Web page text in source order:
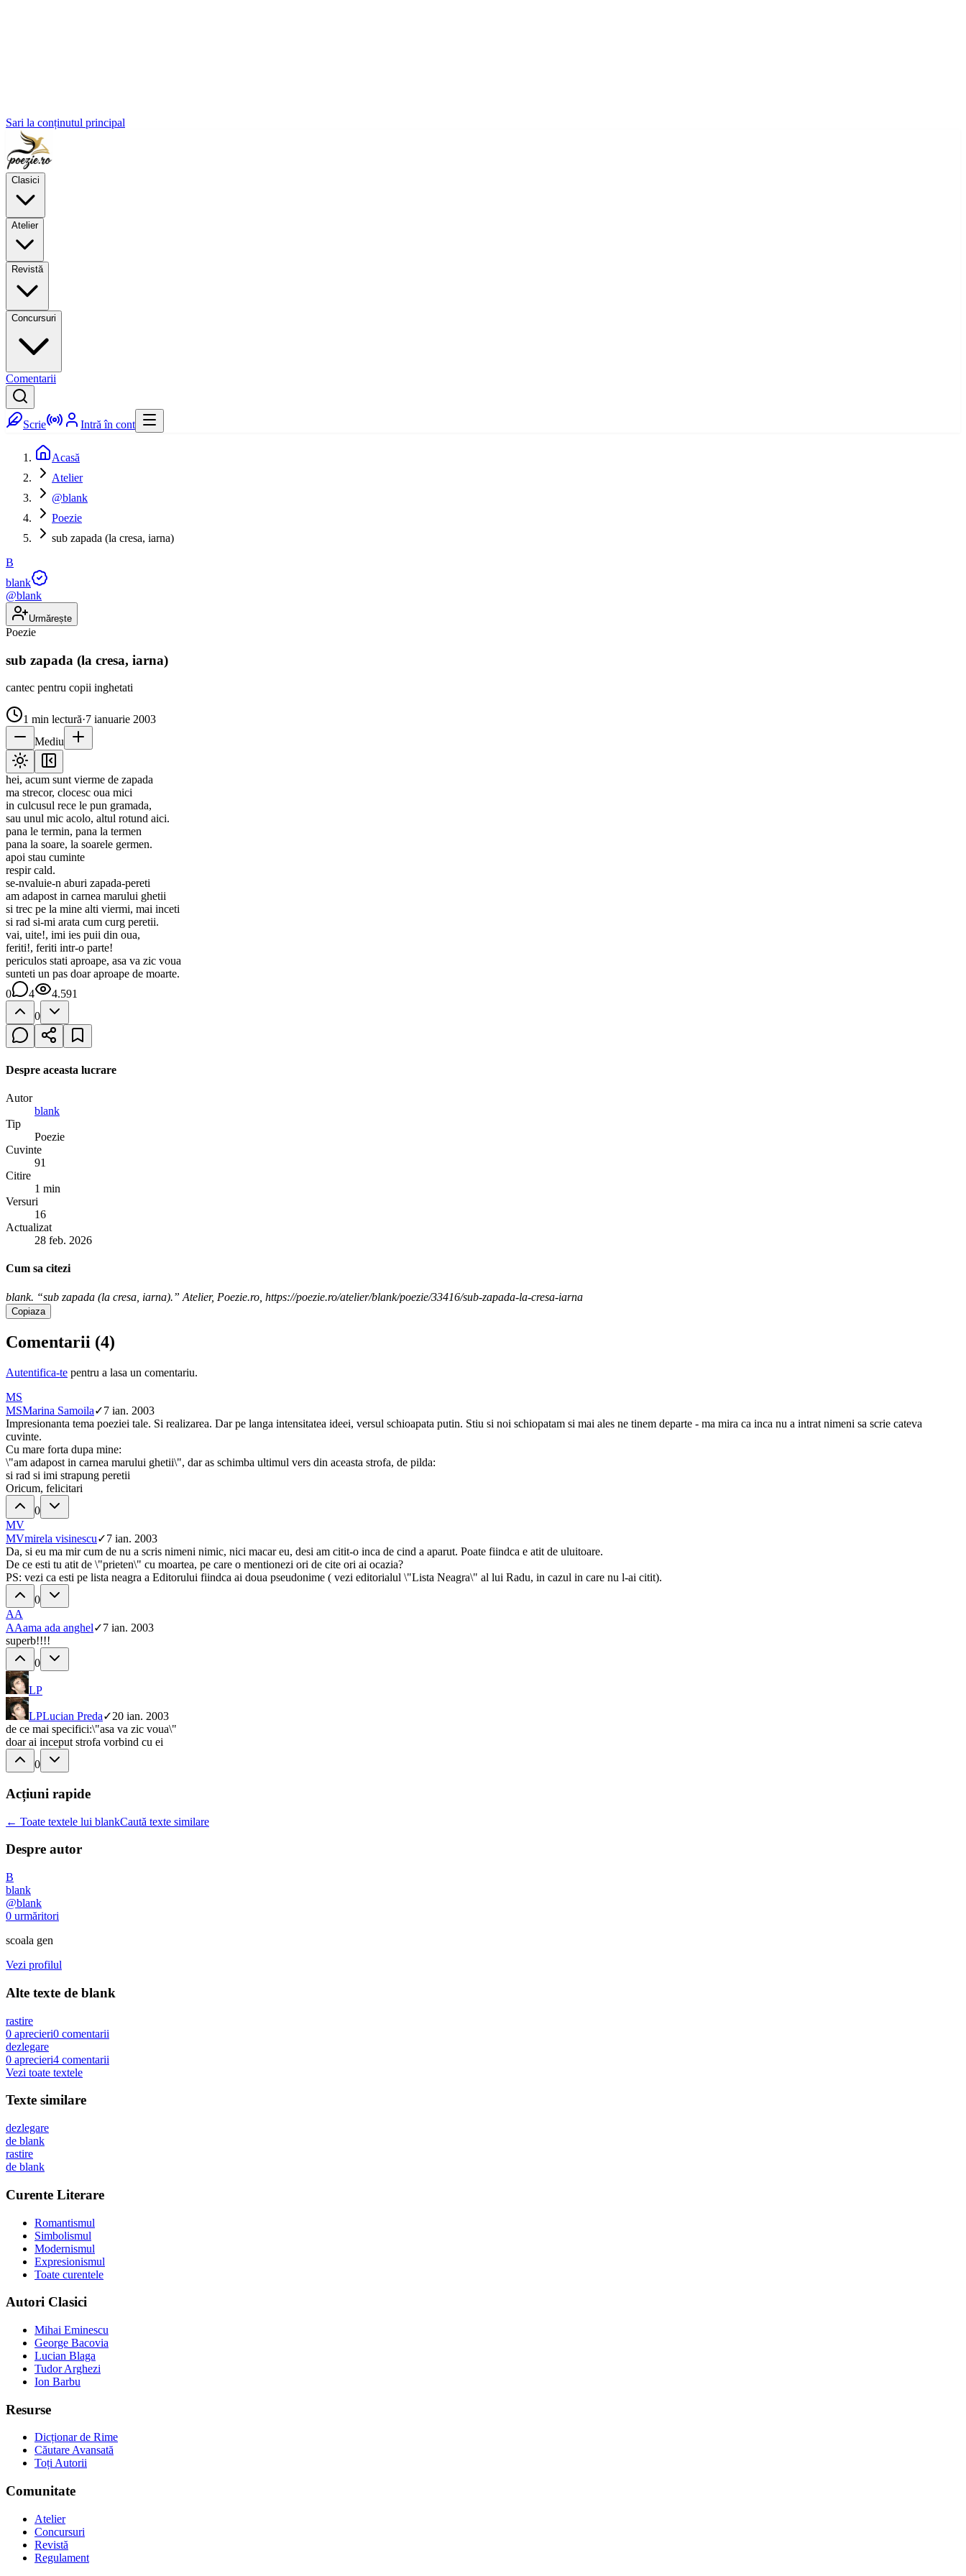
Sari la conținutul principal
Clasici
Atelier
Revistă
Concursuri
Comentarii
Scrie Intră în cont
Acasă
Atelier
@blank
Poezie
sub zapada (la cresa, iarna)
B
blank
@blank
Urmărește
Poezie
sub zapada (la cresa, iarna)
cantec pentru copii inghetati
1 min lectură·7 ianuarie 2003
Mediu
hei, acum sunt vierme de zapada
ma strecor, clocesc oua mici
in culcusul rece le pun gramada,
sau unul mic acolo, altul rotund aici.
pana le termin, pana la termen
pana la soare, la soarele germen.
apoi stau cuminte
respir cald.
se-nvaluie-n aburi zapada-pereti
am adapost in carnea marului ghetii
si trec pe la mine alti viermi, mai inceti
si rad si-mi arata cum curg peretii.
vai, uite!, imi ies puii din oua,
feriti!, feriti intr-o parte!
periculos stati aproape, asa va zic voua
sunteti un pas doar aproape de moarte.
0
4
4.591
0
Despre aceasta lucrare
Autor
blank
Tip
Poezie
Cuvinte
91
Citire
1 min
Versuri
16
Actualizat
28 feb. 2026
Cum sa citezi
blank. “sub zapada (la cresa, iarna).” Atelier, Poezie.ro, https://poezie.ro/atelier/blank/poezie/33416/sub-zapada-la-cresa-iarna
Copiaza
Comentarii (4)
Autentifica-te pentru a lasa un comentariu.
MS
MSMarina Samoila✓7 ian. 2003
Impresionanta tema poeziei tale. Si realizarea. Dar pe langa intensitatea ideei, versul schioapata putin. Stiu si noi schiopatam si mai ales ne tinem departe - ma mira ca inca nu a intrat nimeni sa scrie cateva
cuvinte.
Cu mare forta dupa mine:
\"am adapost in carnea marului ghetii\", dar as schimba ultimul vers din aceasta strofa, de pilda:
si rad si imi strapung peretii
Oricum, felicitari
0
MV
MVmirela visinescu✓7 ian. 2003
Da, si eu ma mir cum de nu a scris nimeni nimic, nici macar eu, desi am citit-o inca de cind a aparut. Poate fiindca e atit de uluitoare.
De ce esti tu atit de \"prieten\" cu moartea, pe care o mentionezi ori de cite ori ai ocazia?
PS: vezi ca esti pe lista neagra a Editorului fiindca ai doua pseudonime ( vezi editorialul \"Lista Neagra\" al lui Radu, in cazul in care nu l-ai citit).
0
AA
AAama ada anghel✓7 ian. 2003
superb!!!!
0
LP
LPLucian Preda✓20 ian. 2003
de ce mai specifici:\"asa va zic voua\"
doar ai inceput strofa vorbind cu ei
0
Acțiuni rapide
← Toate textele lui blankCaută texte similare
Despre autor
B
blank
@blank
0 urmăritori
scoala gen
Vezi profilul
Alte texte de blank
rastire
0 aprecieri0 comentarii
dezlegare
0 aprecieri4 comentarii
Vezi toate textele
Texte similare
dezlegare
de blank
rastire
de blank
Curente Literare
Romantismul
Simbolismul
Modernismul
Expresionismul
Toate curentele
Autori Clasici
Mihai Eminescu
George Bacovia
Lucian Blaga
Tudor Arghezi
Ion Barbu
Resurse
Dicționar de Rime
Căutare Avansată
Toți Autorii
Comunitate
Atelier
Concursuri
Revistă
Regulament